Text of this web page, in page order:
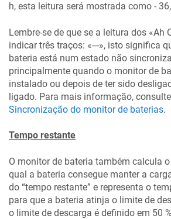
h, esta leitura será mostrada como -
Lembre-se de que se a leitura dos «Ah
indicar três traços: «---», isto significa
bateria está num estado não
principalmente quando o monitor de
instalado ou depois de ter sido
ligado. Para mais informação,
Sincronização do monitor de baterias.
Tempo restante
O monitor de bateria também calcula
qual a bateria consegue manter a
do “tempo restante” e representa o
para que a bateria atinja o limite de
o limite de descarga é definido em 50